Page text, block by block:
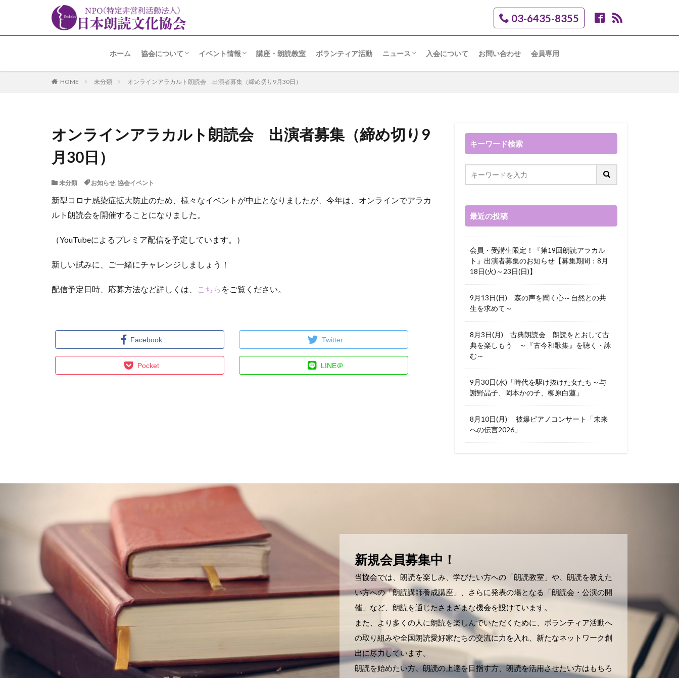
03-6435-8355
ホーム 協会について
名誉会長 加賀美先生よりメッセージ
趣旨・経緯
あゆみ
事業内容
アクセス
イベント情報
朗読の日
朗読コンクール・座談会
アラカルト
高輪朗読会
その他
講座・朗読教室 ボランティア活動 ニュース
朗読ニュース
協会だより
入会について お問い合わせ 会員専用
HOME 未分類 オンラインアラカルト朗読会 出演者募集（締め切り9月30日）
オンラインアラカルト朗読会 出演者募集（締め切り9
月30日）
未分類 お知らせ, 協会イベント
新型コロナ感染症拡大防止のため、様々なイベントが中止となりましたが、今年は、オンラインでアラカ
ルト朗読会を開催することになりました。
（YouTubeによるプレミア配信を予定しています。）
新しい試みに、ご一緒にチャレンジしましょう！
配信予定日時、応募方法など詳しくは、 こちら をご覧ください。
Facebook Twitter
Pocket LINE＠
キーワード検索
最近の投稿
会員・受講生限定！『第19回朗読アラカル
ト』出演者募集のお知らせ【募集期間：8月
18日(火)～23日(日)】
9月13日(日) 森の声を聞く心～自然との共
生を求めて～
8月3日(月) 古典朗読会 朗読をとおして古
典を楽しもう ～『古今和歌集』を聴く・詠
む～
9月30日(水)「時代を駆け抜けた女たち～与
謝野晶子、岡本かの子、柳原白蓮」
8月10日(月) 被爆ピアノコンサート「未来
への伝言2026」
新規会員募集中！
当協会では、朗読を楽しみ、学びたい方への「朗読教室」や、朗読を教えた
い方への「朗読講師養成講座」、さらに発表の場となる「朗読会・公演の開
催」など、朗読を通じたさまざまな機会を設けています。
また、より多くの人に朗読を楽しんでいただくために、ボランティア活動へ
の取り組みや全国朗読愛好家たちの交流に力を入れ、新たなネットワーク創
出に尽力しています。
朗読を始めたい方、朗読の上達を目指す方、朗読を活用させたい方はもちろ